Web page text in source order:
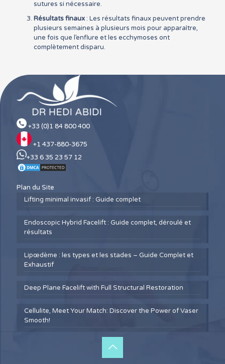
sutures si nécessaire.
Résultats finaux: Les résultats finaux peuvent prendre
plusieurs semaines à plusieurs mois pour apparaître,
une fois que l’enflure et les ecchymoses ont
complètement disparu.
+33 (0)1 84 800 400
+1 437-880-3675
+33 6 35 23 57 12
Plan du Site
Lifting minimal invasif : Guide complet
Endoscopic Hybrid Facelift : Guide complet, déroulé et
résultats
Lipœdème : les types et les stades – Guide Complet et
Exhaustif
Deep Plane Facelift with Full Structural Restoration
Cellulite, Meet Your Match: Discover the Power of Vaser
Smooth!